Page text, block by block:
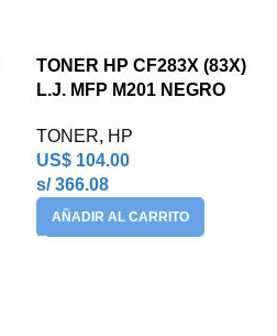
TONER HP CF283X (83X)
L.J. MFP M201 NEGRO
TONER, HP
US$ 104.00
s/ 366.08
AÑADIR AL CARRITO